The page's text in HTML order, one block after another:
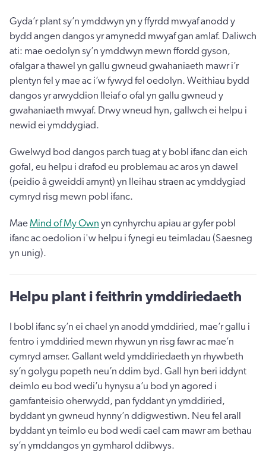
Gyda’r plant sy’n ymddwyn yn y ffyrdd mwyaf anodd y
bydd angen dangos yr amynedd mwyaf gan amlaf. Daliwch
ati: mae oedolyn sy’n ymddwyn mewn ffordd gyson,
ofalgar a thawel yn gallu gwneud gwahaniaeth mawr i’r
plentyn fel y mae ac i’w fywyd fel oedolyn. Weithiau bydd
dangos yr arwyddion lleiaf o ofal yn gallu gwneud y
gwahaniaeth mwyaf. Drwy wneud hyn, gallwch ei helpu i
newid ei ymddygiad.
Gwelwyd bod dangos parch tuag at y bobl ifanc dan eich
gofal, eu helpu i drafod eu problemau ac aros yn dawel
(peidio â gweiddi arnynt) yn lleihau straen ac ymddygiad
cymryd risg mewn pobl ifanc.
Mae Mind of My Own yn cynhyrchu apiau ar gyfer pobl
ifanc ac oedolion i'w helpu i fynegi eu teimladau (Saesneg
yn unig).
Helpu plant i feithrin ymddiriedaeth
I bobl ifanc sy’n ei chael yn anodd ymddiried, mae’r gallu i
fentro i ymddiried mewn rhywun yn risg fawr ac mae’n
cymryd amser. Gallant weld ymddiriedaeth yn rhywbeth
sy’n golygu popeth neu’n ddim byd. Gall hyn beri iddynt
deimlo eu bod wedi’u hynysu a’u bod yn agored i
gamfanteisio oherwydd, pan fyddant yn ymddiried,
byddant yn gwneud hynny’n ddigwestiwn. Neu fel arall
byddant yn teimlo eu bod wedi cael cam mawr am bethau
sy’n ymddangos yn gymharol ddibwys.